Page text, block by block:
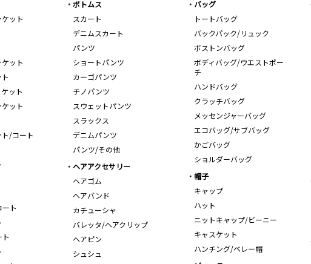
ット
ット
ット
ット
/コート
ト
ボトムス
スカート
デニムスカート
パンツ
ショートパンツ
カーゴパンツ
チノパンツ
スウェットパンツ
スラックス
デニムパンツ
パンツ/その他
バッグ
トートバッグ
バックパック/リュック
ボストンバッグ
ボディバッグ/ウエストポー
チ
ハンドバッグ
クラッチバッグ
メッセンジャーバッグ
エコバッグ/サブバッグ
かごバッグ
ショルダーバッグ
ヘアアクセサリー
ヘアゴム
ヘアバンド
カチューシャ
バレッタ/ヘアクリップ
ヘアピン
シュシュ
帽子
キャップ
ハット
ニットキャップ/ビーニー
キャスケット
ハンチング/ベレー帽